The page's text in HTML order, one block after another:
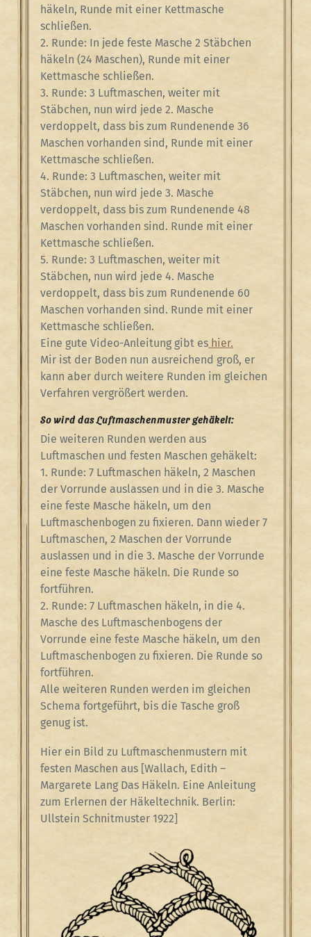
häkeln, Runde mit einer Kettmasche
schließen.
2. Runde: In jede feste Masche 2 Stäbchen
häkeln (24 Maschen), Runde mit einer
Kettmasche schließen.
3. Runde: 3 Luftmaschen, weiter mit
Stäbchen, nun wird jede 2. Masche
verdoppelt, dass bis zum Rundenende 36
Maschen vorhanden sind, Runde mit einer
Kettmasche schließen.
4. Runde: 3 Luftmaschen, weiter mit
Stäbchen, nun wird jede 3. Masche
verdoppelt, dass bis zum Rundenende 48
Maschen vorhanden sind. Runde mit einer
Kettmasche schließen.
5. Runde: 3 Luftmaschen, weiter mit
Stäbchen, nun wird jede 4. Masche
verdoppelt, dass bis zum Rundenende 60
Maschen vorhanden sind. Runde mit einer
Kettmasche schließen.
Eine gute Video-Anleitung gibt es hier.
Mir ist der Boden nun ausreichend groß, er
kann aber durch weitere Runden im gleichen
Verfahren vergrößert werden.
So wird das Luftmaschenmuster gehäkelt:
Die weiteren Runden werden aus
Luftmaschen und festen Maschen gehäkelt:
1. Runde: 7 Luftmaschen häkeln, 2 Maschen
der Vorrunde auslassen und in die 3. Masche
eine feste Masche häkeln, um den
Luftmaschenbogen zu fixieren. Dann wieder 7
Luftmaschen, 2 Maschen der Vorrunde
auslassen und in die 3. Masche der Vorrunde
eine feste Masche häkeln. Die Runde so
fortführen.
2. Runde: 7 Luftmaschen häkeln, in die 4.
Masche des Luftmaschenbogens der
Vorrunde eine feste Masche häkeln, um den
Luftmaschenbogen zu fixieren. Die Runde so
fortführen.
Alle weiteren Runden werden im gleichen
Schema fortgeführt, bis die Tasche groß
genug ist.
Hier ein Bild zu Luftmaschenmustern mit
festen Maschen aus [Wallach, Edith –
Margarete Lang Das Häkeln. Eine Anleitung
zum Erlernen der Häkeltechnik. Berlin:
Ullstein Schnitmuster 1922]